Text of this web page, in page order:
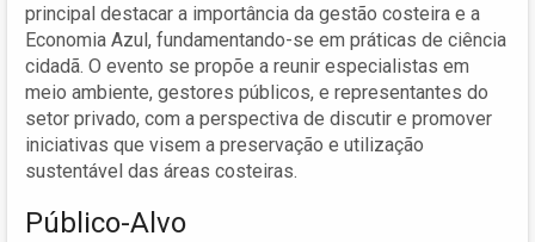
principal destacar a importância da gestão costeira e a
Economia Azul, fundamentando-se em práticas de ciência
cidadã. O evento se propõe a reunir especialistas em
meio ambiente, gestores públicos, e representantes do
setor privado, com a perspectiva de discutir e promover
iniciativas que visem a preservação e utilização
sustentável das áreas costeiras.
Público-Alvo